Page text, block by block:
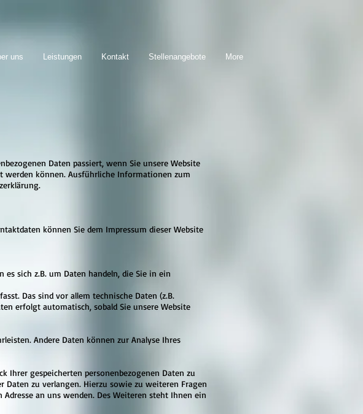
uns Leistungen Kontakt Stellenangebote More
Daten passiert, wenn Sie unsere Website
werden können. Ausführliche Informationen zum
können Sie dem Impressum dieser Website
sich z.B. um Daten handeln, die Sie in ein
Das sind vor allem technische Daten (z.B.
erfolgt automatisch, sobald Sie unsere Website
Andere Daten können zur Analyse Ihres
Ihrer gespeicherten personenbezogenen Daten zu
Daten zu verlangen. Hierzu sowie zu weiteren Fragen
an uns wenden. Des Weiteren steht Ihnen ein